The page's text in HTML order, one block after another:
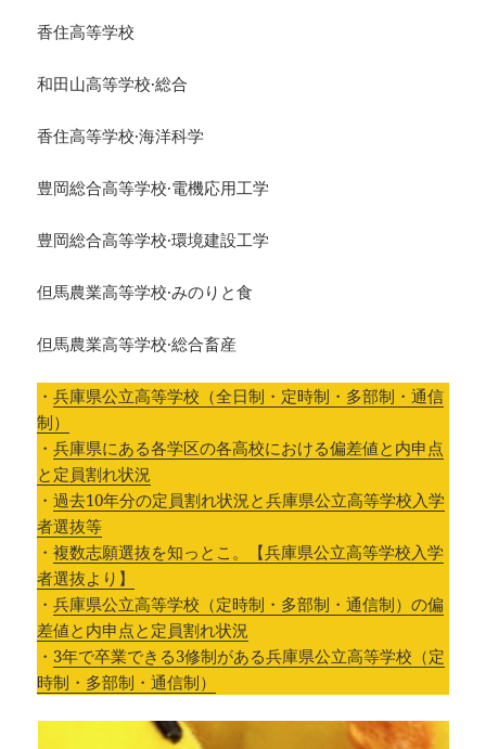
香住高等学校
和田山高等学校·総合
香住高等学校·海洋科学
豊岡総合高等学校·電機応用工学
豊岡総合高等学校·環境建設工学
但馬農業高等学校·みのりと食
但馬農業高等学校·総合畜産
・兵庫県公立高等学校（全日制・定時制・多部制・通信
制）
・兵庫県にある各学区の各高校における偏差値と内申点
と定員割れ状況
・過去10年分の定員割れ状況と兵庫県公立高等学校入学
者選抜等
・複数志願選抜を知っとこ。【兵庫県公立高等学校入学
者選抜より】
・兵庫県公立高等学校（定時制・多部制・通信制）の偏
差値と内申点と定員割れ状況
・ 3年で卒業できる3修制がある兵庫県公立高等学校（定
時制・多部制・通信制）